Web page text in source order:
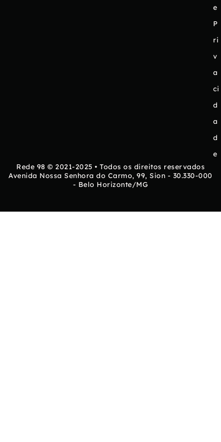
e
P
ri
v
a
ci
d
a
d
e
Rede 98 © 2021-2025 • Todos os direitos reservados
Avenida Nossa Senhora do Carmo, 99, Sion - 30.330-000
- Belo Horizonte/MG